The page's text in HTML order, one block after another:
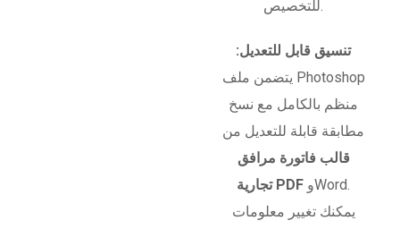
للتخصيص.
تنسيق قابل للتعديل:
يتضمن ملف Photoshop
منظم بالكامل مع نسخ
مطابقة قابلة للتعديل من
قالب فاتورة مرافق
تجارية PDF
يمكنك تغيير معلومات